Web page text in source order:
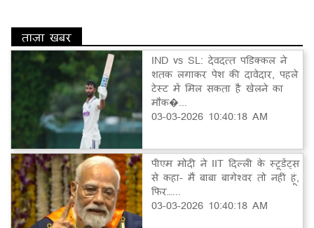
ताज़ा खबर
IND vs SL: देवदत्त पडिक्कल ने
शतक लगाकर पेश की दावेदार, पहले
टेस्ट में मिल सकता है खेलने का
मौक�...
03-03-2026 10:40:18 AM
पीएम मोदी ने IIT दिल्ली के स्टूडेंट्स
से कहा- मैं बाबा बागेश्वर तो नहीं हूं,
फिर…...
03-03-2026 10:40:18 AM